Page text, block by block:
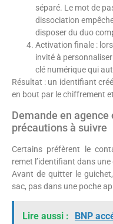
séparé. Le mot de
dissociation
disposer du duo
Activation finale :
invité à
clé numérique qui
Résultat : un identifiant
en bout par le chiffrement
Demande en agence
précautions à suivre
Certains préfèrent le
remet l’identifiant dans
Avant de quitter le
sac, pas dans une poche
Lire aussi :
BNP